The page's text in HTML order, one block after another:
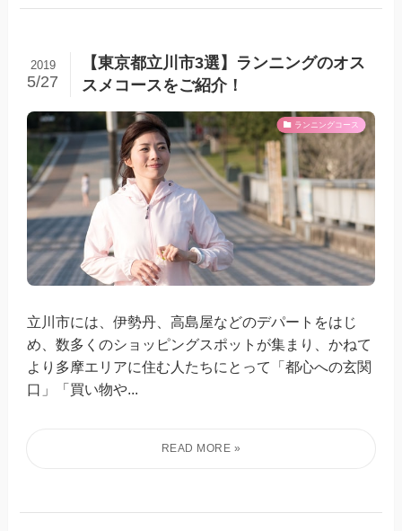
【東京都立川市3選】ランニングのオス
スメコースをご紹介！
2019
5/27
ランニングコース
立川市には、伊勢丹、高島屋などのデパートをはじ
め、数多くのショッピングスポットが集まり、かねて
より多摩エリアに住む人たちにとって「都心への玄関
口」「買い物や...